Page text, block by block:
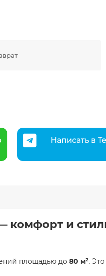
Написать в
комфорт и
площадью до 80 м².